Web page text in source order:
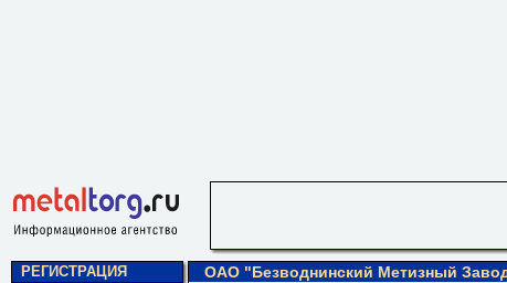
РЕГИСТРАЦИЯ
ОАО "Безводнинский Метизный